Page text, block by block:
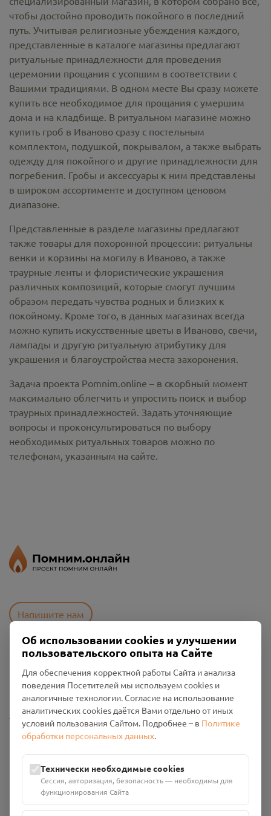
чтобы достойно проводить покойного в последний
путь. Учитывая религиозные убеждения каждого,
представленные в каталоге магазины предлагают
ритуальные принадлежности для проведения
церемонии прощания с усопшим в соответствии с
Вашими традициями. В одном месте Вы сразу можете
купить все необходимое для прощания с умершим
дома и на кладбище. В ритуальном магазине можно
купить гроб в Иваново сразу с постельным
комплектом, подушкой, покрывалом, а также выбрать
одежду для покойного и другие принадлежности для
погребения. Гробы и аксессуары к ним представлены
в широком ассортименте и доступном ценовом
диапазоне.
Представленные в разделе магазины предлагают
также товары для похоронной процессии: ритуальны
венки и корзины на могилу в Иваново, а также
траурные ленты и флористические украшения
различных композиций, которые смогут лучшим
образом передать чувства родных и близких к
покойному. Кроме того, в данных магазинах всегда
можно купить искусственные цветы в Иваново, свечи,
лампады и другую ритуальную атрибутику для
украшения и благоустройства места захоронения.
Задача проекта Pomnim.online – в скорбный момент
максимально облегчить и упростить поиск и выбор
траурных принадлежностей. Задать уточняющие
вопросы и проконсультироваться по выбору
необходимых ритуальных товаров можно по
телефонам, указанным на сайте.
Напишите нам
Политика конфиденциальности
Промо-материалы
Настройки cookies
Общество с ограниченной ответственностью «Смоленский
Проект Помним»
ИНН: 6700029207 ОГРН: 1256700001986
Юридический адрес: 216790, Смоленская область, р-н
Руднянский, г. Рудня, улица Западная, д. 26А, пом. 18
Номер счёта: 40702810901130004287 в АО "АЛЬФА-БАНК"
Об использовании cookies и улучшении
пользовательского опыта на Сайте
Для обеспечения корректной работы Сайта и анализа
поведения Посетителей мы используем cookies и
аналогичные технологии. Согласие на использование
аналитических cookies даётся Вами отдельно от иных
условий пользования Сайтом. Подробнее – в Политике
обработки персональных данных.
Технически необходимые cookies
Сессия, авторизация, безопасность — необходимы для
функционирования Сайта